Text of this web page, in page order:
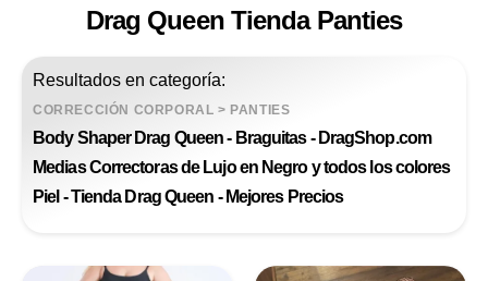
Drag Queen Tienda Panties
Resultados en categoría:
CORRECCIÓN CORPORAL > PANTIES
Body Shaper Drag Queen - Braguitas - DragShop.com
Medias Correctoras de Lujo en Negro y todos los colores
Piel - Tienda Drag Queen - Mejores Precios